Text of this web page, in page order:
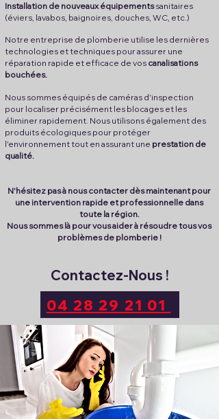
Installation de nouveaux équipementssanitaires
(éviers, lavabos, baignoires, douches, WC, etc.)
Notre entreprise de plomberie utilise les dernières
technologies et techniques pour assurer une
réparation rapide et efficace de vos canalisations
bouchées.
Nous sommes équipés de caméras d'inspection
pour localiser précisément les blocages et les
éliminer rapidement. Nous utilisons également des
produits écologiques pour protéger
l'environnement tout en assurant une prestation de
qualité.
N'hésitez pas à nous contacter dès maintenant pour
une intervention rapide et professionnelle dans
toute la région.
Nous sommes là pour vous aider à résoudre tous vos
problèmes de plomberie !
Contactez-Nous !
04 28 29 21 01